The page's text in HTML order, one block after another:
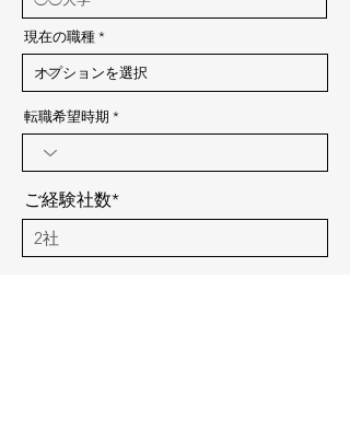
現在の職種
転職希望時期
ご経験社数*